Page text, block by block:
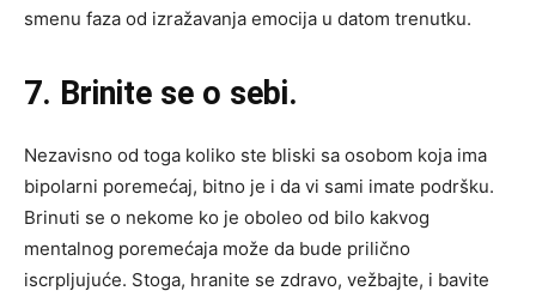
smenu faza od izražavanja emocija u datom trenutku.
7. Brinite se o sebi.
Nezavisno od toga koliko ste bliski sa osobom koja ima
bipolarni poremećaj, bitno je i da vi sami imate podršku.
Brinuti se o nekome ko je oboleo od bilo kakvog
mentalnog poremećaja može da bude prilično
iscrpljujuće. Stoga, hranite se zdravo, vežbajte, i bavite